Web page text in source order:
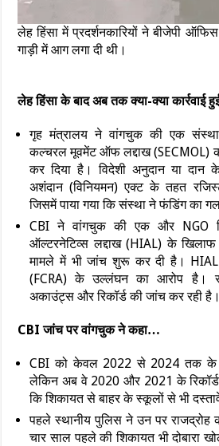
लेह हिंसा में प्रदर्शनकारियों ने बीजेपी
गाड़ी में आग लगा दी थी।
लेह हिंसा के बाद अब तक क्या-क्या कार्रवाई
गृह मंत्रालय ने वांगचुक की एक
कल्चरल मूवमेंट ऑफ लद्दाख (SECMOL)
कर दिया है। विदेशी अनुदान या दान
अशंदान (विनियमन) एक्ट के तहत
जिसमें पाया गया कि संस्था ने फंडिंग का
CBI ने वांगचुक की एक और NGO
ऑल्टरनेटिव्स लद्दाख (HIAL) के खिलाफ
मामले में भी जांच शुरू कर दी है। HIAL
(FCRA) के उल्लंघन का आरोप है।
अकाउंट्स और रिकॉर्ड की जांच कर रही है।
CBI जांच पर वांगचुक ने कहा…
CBIको केवल 2022 से 2024 तक के
लेकिन अब वे 2020 और 2021 के
कि शिकायत से बाहर के स्कूलों से भी
पहले स्थानीय पुलिस ने उन पर राजद्रोह
चार साल पहले की शिकायत भी दोबारा